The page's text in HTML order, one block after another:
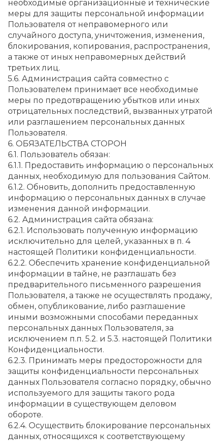
необходимые организационные и технические
меры для защиты персональной информации
Пользователя от неправомерного или
случайного доступа, уничтожения, изменения,
блокирования, копирования, распространения,
а также от иных неправомерных действий
третьих лиц.
5.6. Администрация сайта совместно с
Пользователем принимает все необходимые
меры по предотвращению убытков или иных
отрицательных последствий, вызванных утратой
или разглашением персональных данных
Пользователя.
6. ОБЯЗАТЕЛЬСТВА СТОРОН
6.1. Пользователь обязан:
6.1.1. Предоставить информацию о персональных
данных, необходимую для пользования Сайтом.
6.1.2. Обновить, дополнить предоставленную
информацию о персональных данных в случае
изменения данной информации.
6.2. Администрация сайта обязана:
6.2.1. Использовать полученную информацию
исключительно для целей, указанных в п. 4
настоящей Политики конфиденциальности.
6.2.2. Обеспечить хранение конфиденциальной
информации в тайне, не разглашать без
предварительного письменного разрешения
Пользователя, а также не осуществлять продажу,
обмен, опубликование, либо разглашение
иными возможными способами переданных
персональных данных Пользователя, за
исключением п.п. 5.2. и 5.3. настоящей Политики
Конфиденциальности.
6.2.3. Принимать меры предосторожности для
защиты конфиденциальности персональных
данных Пользователя согласно порядку, обычно
используемого для защиты такого рода
информации в существующем деловом
обороте.
6.2.4. Осуществить блокирование персональных
данных, относящихся к соответствующему